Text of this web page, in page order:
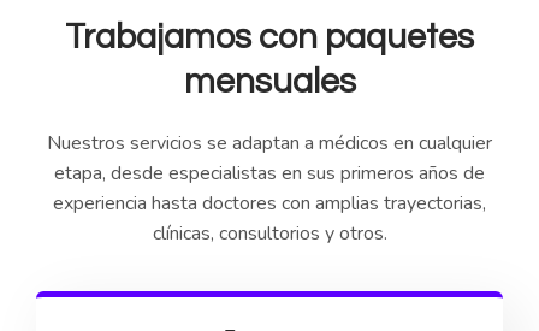
Trabajamos con paquetes
mensuales
Nuestros servicios se adaptan a médicos en cualquier
etapa, desde especialistas en sus primeros años de
experiencia hasta doctores con amplias trayectorias,
clínicas, consultorios y otros.